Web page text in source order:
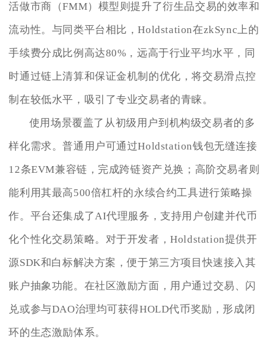
活做市商（FMM）模型则提升了衍生品交易的效率和
流动性。与同类平台相比，Holdstation在zkSync上的
手续费分成比例高达80%，远高于行业平均水平，同
时通过链上清算和保证金机制的优化，将交易滑点控
制在较低水平，吸引了专业交易者的青睐。
使用场景覆盖了从初级用户到机构级交易者的多
样化需求。普通用户可通过Holdstation钱包无缝连接
12条EVM兼容链，完成跨链资产兑换；高阶交易者则
能利用其最高500倍杠杆的永续合约工具进行策略操
作。平台还集成了AI代理服务，支持用户创建并代币
化个性化交易策略。对于开发者，Holdstation提供开
源SDK和白标解决方案，便于第三方项目快速接入其
账户抽象功能。在社区激励方面，用户通过交易、闪
兑或参与DAO治理均可获得HOLD代币奖励，形成闭
环的生态激励体系。